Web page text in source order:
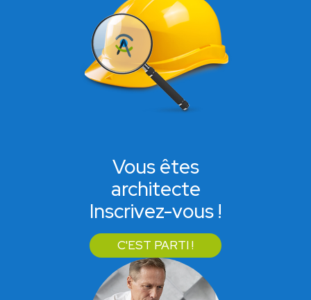
Vous êtes
architecte
Inscrivez-vous !
C'EST PARTI !